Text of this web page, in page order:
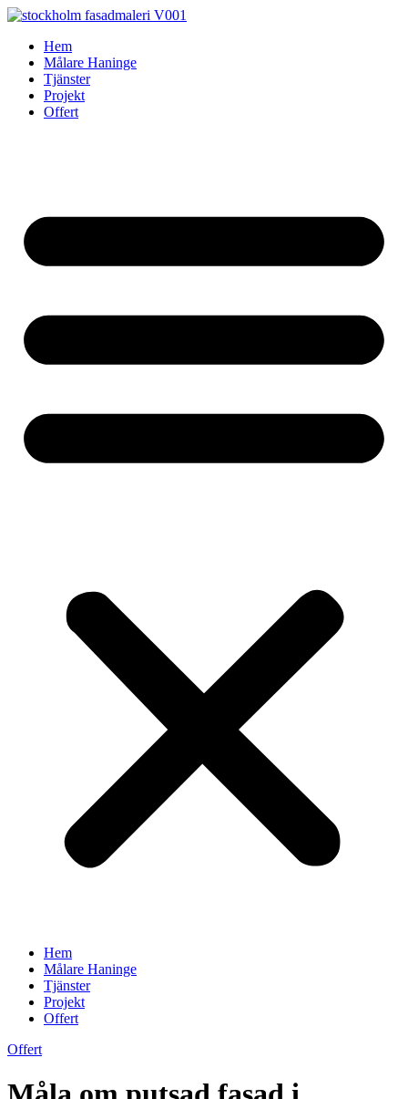
Skip
contentHem
Målare Haninge
Tjänster
Projekt
Offert
Hem
Målare Haninge
Tjänster
Projekt
Offert
Offert